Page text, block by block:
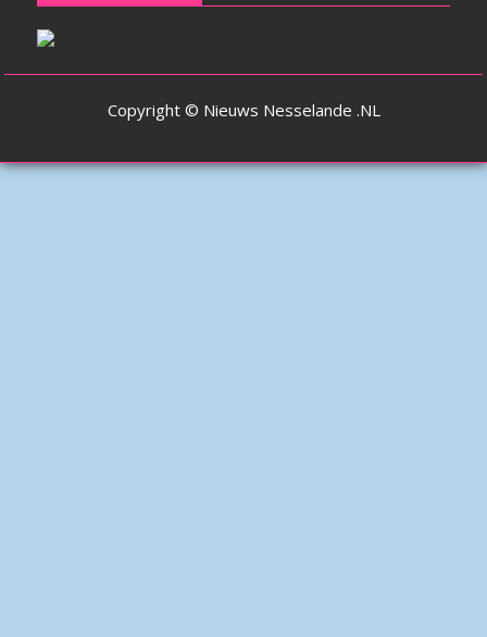
Copyright © Nieuws Nesselande .NL